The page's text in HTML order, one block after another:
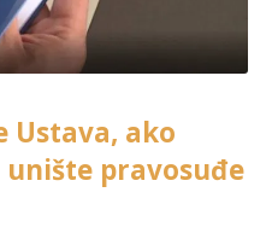
Ustava, ako
pravosuđe